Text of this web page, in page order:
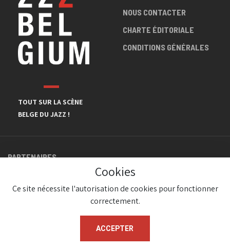
TOUT SUR LA SCÈNE
BELGE DU JAZZ !
NOUS CONTACTER
CHARTE ÉDITORIALE
CONDITIONS GÉNÉRALES
PARTENAIRES
© JazzInBelgium 2026 ( Version 1.1.2)
Cookies
Ce site nécessite l'autorisation de cookies pour fonctionner
correctement.
ACCEPTER